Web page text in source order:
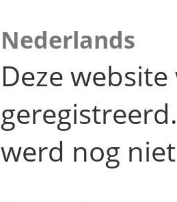
Nederlands
Deze
werd nog